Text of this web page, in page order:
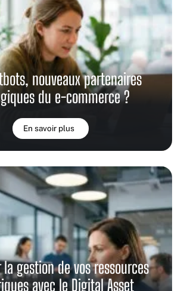
nouveaux partenaires
du e-commerce ?
En savoir plus
gestion de vos ressources
avec le Digital Asset